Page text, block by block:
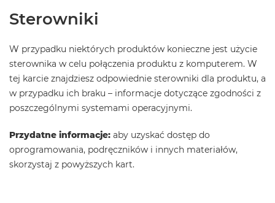
Sterowniki
W przypadku niektórych produktów konieczne jest użycie
sterownika w celu połączenia produktu z komputerem. W
tej karcie znajdziesz odpowiednie sterowniki dla produktu, a
w przypadku ich braku – informacje dotyczące zgodności z
poszczególnymi systemami operacyjnymi.
Przydatne informacje: aby uzyskać dostęp do
oprogramowania, podręczników i innych materiałów,
skorzystaj z powyższych kart.